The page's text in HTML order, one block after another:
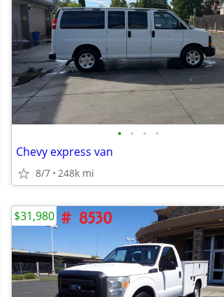
• • • •
Chevy express van
8/7 248k mi
$31,980